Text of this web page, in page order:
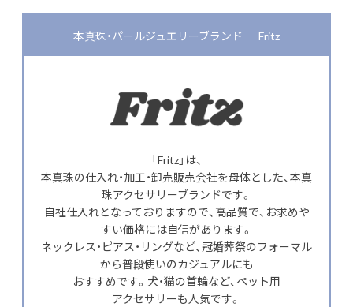
本真珠・パールジュエリーブランド │ Fritz
「Fritz」は、
本真珠の仕入れ・加工・卸売販売会社を母体とした、本真
珠アクセサリーブランドです。
自社仕入れとなっておりますので、高品質で、お求めや
すい価格には自信があります。
ネックレス・ピアス・リングなど、冠婚葬祭のフォーマル
から普段使いのカジュアルにも
おすすめです。犬・猫の首輪など、ペット用
アクセサリーも人気です。